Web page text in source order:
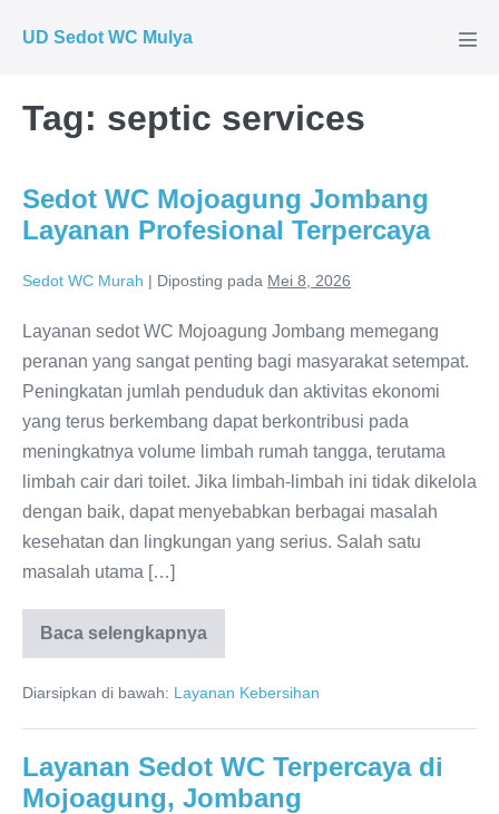
UD Sedot WC Mulya
Tag: septic services
Sedot WC Mojoagung Jombang
Layanan Profesional Terpercaya
Sedot WC Murah | Diposting pada Mei 8, 2026
Layanan sedot WC Mojoagung Jombang memegang
peranan yang sangat penting bagi masyarakat setempat.
Peningkatan jumlah penduduk dan aktivitas ekonomi
yang terus berkembang dapat berkontribusi pada
meningkatnya volume limbah rumah tangga, terutama
limbah cair dari toilet. Jika limbah-limbah ini tidak dikelola
dengan baik, dapat menyebabkan berbagai masalah
kesehatan dan lingkungan yang serius. Salah satu
masalah utama […]
Baca selengkapnya
Sedot
WC
Jombang
Profesional
Diarsipkan di bawah: Layanan Kebersihan
Layanan Sedot WC Terpercaya di
Mojoagung, Jombang